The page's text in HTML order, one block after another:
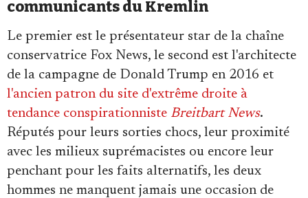
communicants du Kremlin
Le premier est le présentateur star de la chaîne
conservatrice Fox News, le second est l'architecte
de la campagne de Donald Trump en 2016 et
l'ancien patron du site d'extrême droite à
tendance conspirationniste Breitbart News.
Réputés pour leurs sorties chocs, leur proximité
avec les milieux suprémacistes ou encore leur
penchant pour les faits alternatifs, les deux
hommes ne manquent jamais une occasion de